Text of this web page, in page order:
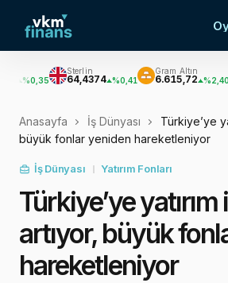
Sterlin
64,4374 %0,41
Gram Altın
6.615,72 %2,40
Ons
Anasayfa İş Dünyası
Türkiye’ye
büyük fonlar yeniden hareketleniyor
İş Dünyası Yatırım Fonları
Türkiye’ye
artıyor, büyük
hareketleniyor